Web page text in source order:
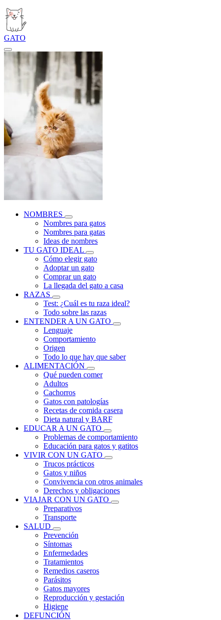
GATO
NOMBRES
Nombres para gatos
Nombres para gatas
Ideas de nombres
TU GATO IDEAL
Cómo elegir gato
Adoptar un gato
Comprar un gato
La llegada del gato a casa
RAZAS
Test: ¿Cuál es tu raza ideal?
Todo sobre las razas
ENTENDER A UN GATO
Lenguaje
Comportamiento
Origen
Todo lo que hay que saber
ALIMENTACIÓN
Qué pueden comer
Adultos
Cachorros
Gatos con patologías
Recetas de comida casera
Dieta natural y BARF
EDUCAR A UN GATO
Problemas de comportamiento
Educación para gatos y gatitos
VIVIR CON UN GATO
Trucos prácticos
Gatos y niños
Convivencia con otros animales
Derechos y obligaciones
VIAJAR CON UN GATO
Preparativos
Transporte
SALUD
Prevención
Síntomas
Enfermedades
Tratamientos
Remedios caseros
Parásitos
Gatos mayores
Reproducción y gestación
Higiene
DEFUNCIÓN